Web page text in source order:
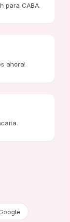
para CABA.
ahora!